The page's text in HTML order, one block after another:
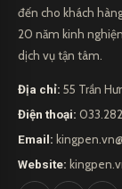
đến cho khách
20 năm kinh
dịch vụ tận tâm.
Địa chỉ: 55 Trần
Điện thoại:
Email:
Website: